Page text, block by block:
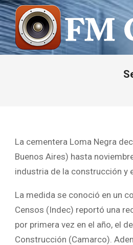
Saltar
al
contenido
FM
La cementera Loma Negra
Buenos Aires) hasta
industria de la construcción y
La medida se conoció en un
Censos (Indec) reportó una
por primera vez en el año, el
Construcción (Camarco).